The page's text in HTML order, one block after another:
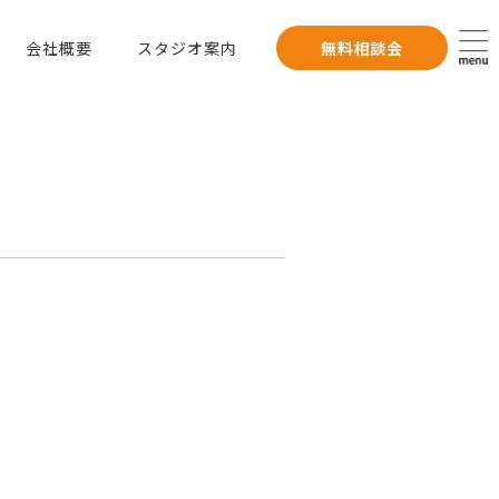
会社概要 スタジオ案内 無料相談会